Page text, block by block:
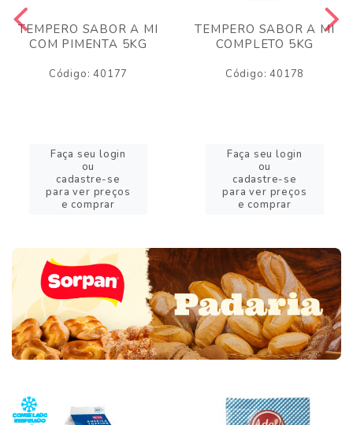
TEMPERO SABOR A MI
COM PIMENTA 5KG
Código: 40177
Faça seu login
ou
cadastre-se
para ver preços
e comprar
TEMPERO SABOR A MI
COMPLETO 5KG
Código: 40178
Faça seu login
ou
cadastre-se
para ver preços
e comprar